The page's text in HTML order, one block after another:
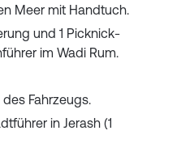
Meer mit Handtuch.
und 1 Picknick-
im Wadi Rum.
Fahrzeugs.
in Jerash (1